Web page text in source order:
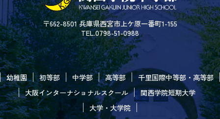
〒662-8501 兵庫県西宮市上ケ原一番町1-155
TEL.0798-51-0988
幼稚園 初等部 中学部 高等部
千里国際中等部・高等部
大阪インターナショナルスクール
関西学院短期大学
大学・大学院